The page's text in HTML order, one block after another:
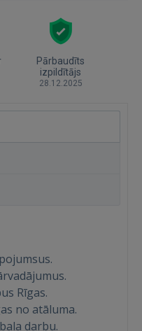
Pārbaudīts
izpildītājs
28.12.2025
Rīgas.
no atāluma.
darbu.